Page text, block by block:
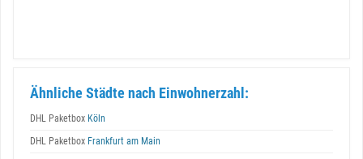
Ähnliche Städte nach Einwohnerzahl:
DHL Paketbox Köln
DHL Paketbox Frankfurt am Main